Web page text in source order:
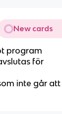
New cards
program
för
inte går att